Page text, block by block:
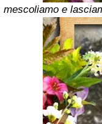
mescoliamo e